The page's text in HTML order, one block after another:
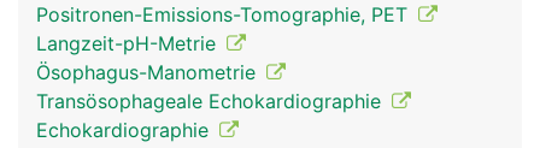
Positronen-Emissions-Tomographie, PET
Langzeit-pH-Metrie
Ösophagus-Manometrie
Transösophageale Echokardiographie
Echokardiographie